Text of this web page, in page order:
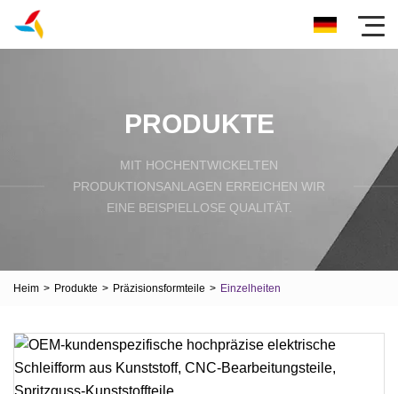
PRODUKTE
MIT HOCHENTWICKELTEN
PRODUKTIONSANLAGEN ERREICHEN WIR
EINE BEISPIELLOSE QUALITÄT.
Heim > Produkte > Präzisionsformteile > Einzelheiten